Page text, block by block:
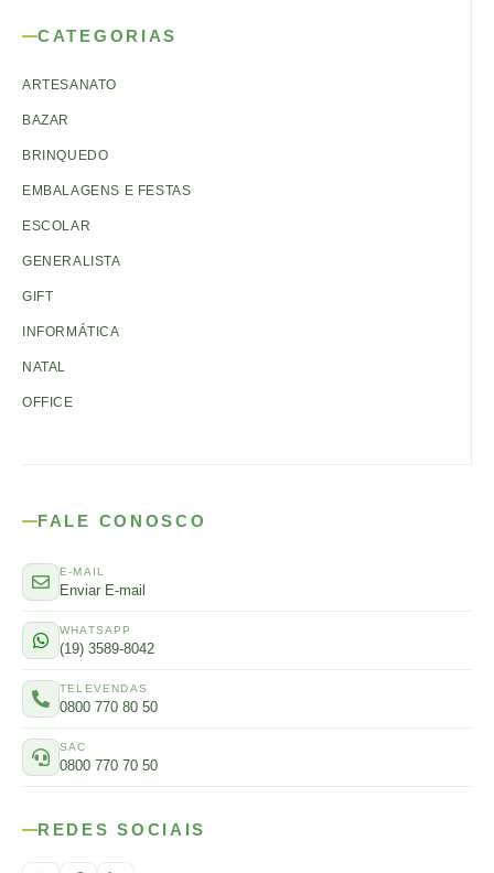
CATEGORIAS
ARTESANATO
BAZAR
BRINQUEDO
EMBALAGENS E FESTAS
ESCOLAR
GENERALISTA
GIFT
INFORMÁTICA
NATAL
OFFICE
FALE CONOSCO
E-MAIL
Enviar E-mail
WHATSAPP
(19) 3589-8042
TELEVENDAS
0800 770 80 50
SAC
0800 770 70 50
REDES SOCIAIS